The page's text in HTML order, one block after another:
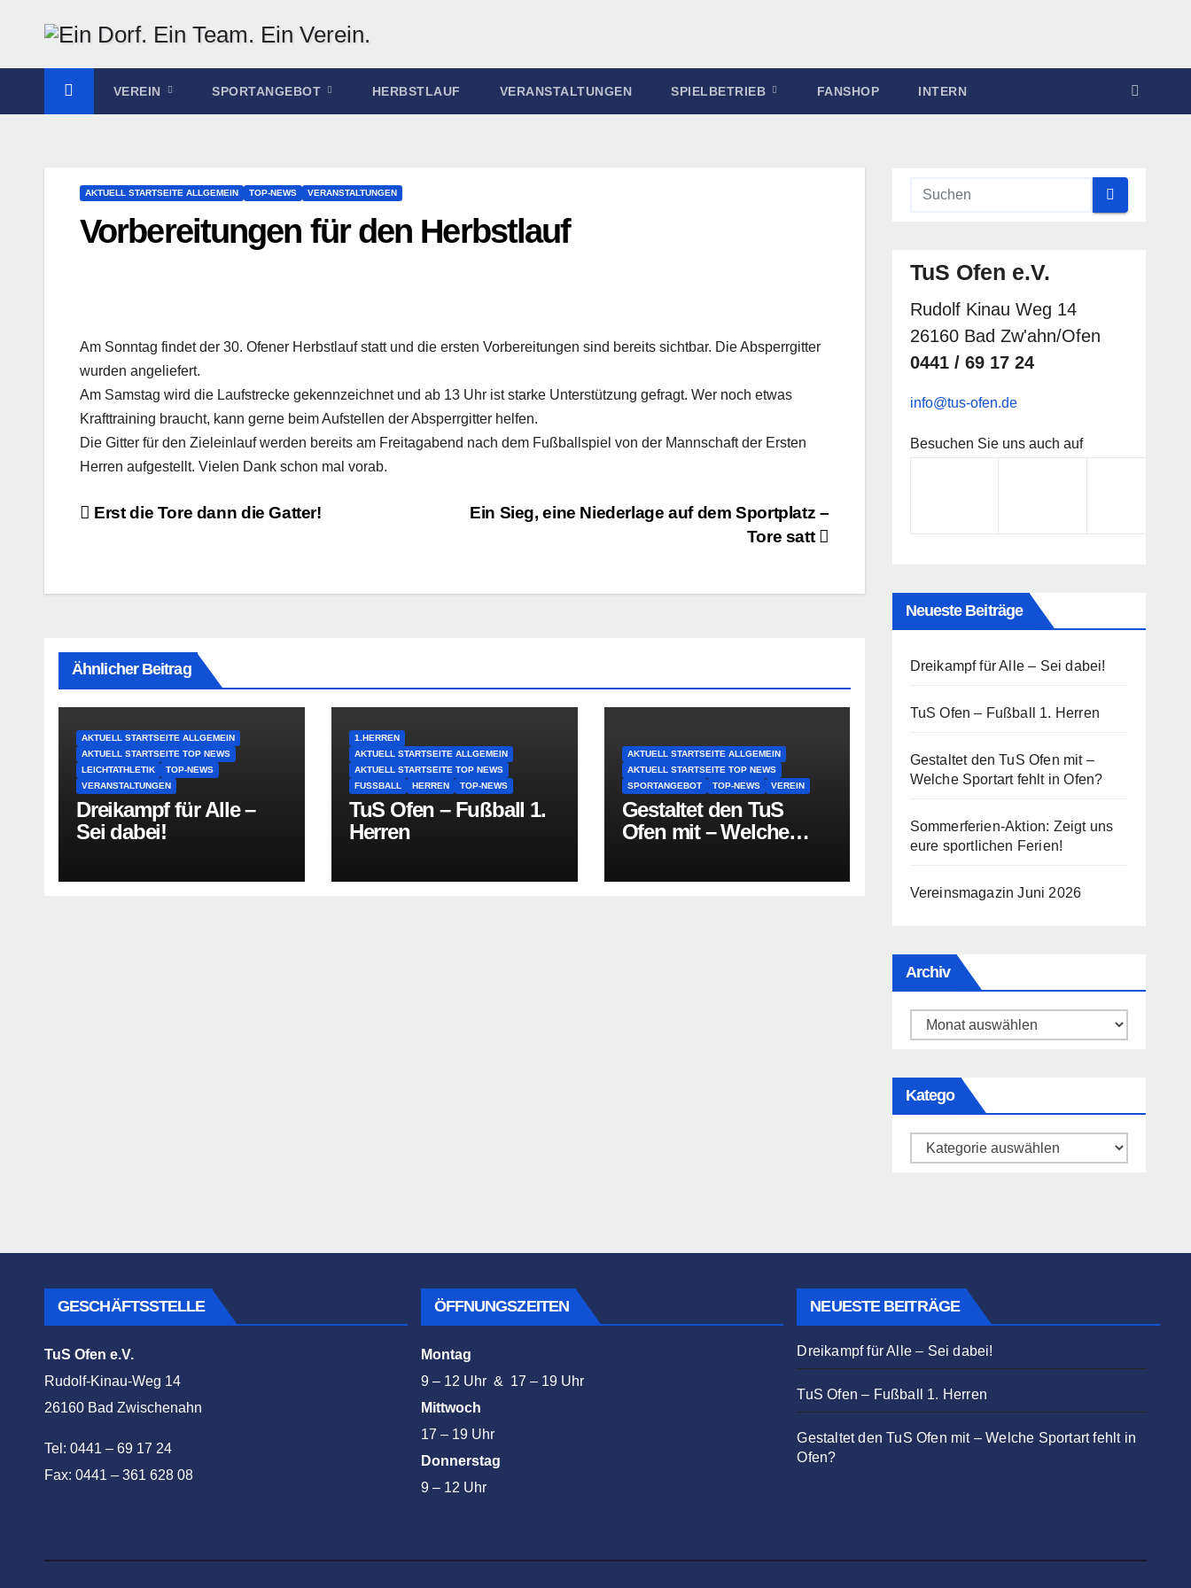
springen
VEREIN SPORTANGEBOT HERBSTLAUF VERANSTALTUNGEN SPIELBETRIEB FANSHOP INTERN
AKTUELL STARTSEITE ALLGEMEIN TOP-NEWS VERANSTALTUNGEN
Vorbereitungen für den Herbstlauf
Am Sonntag findet der 30. Ofener Herbstlauf statt und die ersten Vorbereitungen sind bereits sichtbar. Die Absperrgitter
wurden angeliefert.
Am Samstag wird die Laufstrecke gekennzeichnet und ab 13 Uhr ist starke Unterstützung gefragt. Wer noch etwas
Krafttraining braucht, kann gerne beim Aufstellen der Absperrgitter helfen.
Die Gitter für den Zieleinlauf werden bereits am Freitagabend nach dem Fußballspiel von der Mannschaft der Ersten
Herren aufgestellt. Vielen Dank schon mal vorab.
Beitragsnavigation
Ein Sieg, eine Niederlage auf dem Sportplatz –
Tore satt
Erst die Tore dann die Gatter!
Ähnlicher Beitrag
AKTUELL STARTSEITE ALLGEMEIN
AKTUELL STARTSEITE TOP NEWS
LEICHTATHLETIK
TOP-NEWS
VERANSTALTUNGEN
Dreikampf für Alle –
Sei dabei!
1.HERREN
AKTUELL STARTSEITE ALLGEMEIN
AKTUELL STARTSEITE TOP NEWS
FUSSBALL
HERREN TOP-NEWS
TuS Ofen – Fußball 1.
Herren
AKTUELL STARTSEITE ALLGEMEIN
AKTUELL STARTSEITE TOP NEWS
SPORTANGEBOT
TOP-NEWS VEREIN
Gestaltet den TuS
Ofen mit – Welche
TuS Ofen e.V.
Rudolf Kinau Weg 14
26160 Bad Zw'ahn/Ofen
0441 / 69 17 24
info@tus-ofen.de
Besuchen Sie uns auch auf
Neueste Beiträge
Dreikampf für Alle – Sei dabei!
TuS Ofen – Fußball 1. Herren
Gestaltet den TuS Ofen mit –
Welche Sportart fehlt in Ofen?
Sommerferien-Aktion: Zeigt uns
eure sportlichen Ferien!
Vereinsmagazin Juni 2026
Archiv
Archiv
Katego
Katego
GESCHÄFTSSTELLE
TuS Ofen e.V.
Rudolf-Kinau-Weg 14
26160 Bad Zwischenahn
Tel: 0441 – 69 17 24
Fax: 0441 – 361 628 08
ÖFFNUNGSZEITEN
Montag
9 – 12 Uhr & 17 – 19 Uhr
Mittwoch
17 – 19 Uhr
Donnerstag
9 – 12 Uhr
NEUESTE BEITRÄGE
Dreikampf für Alle – Sei dabei!
TuS Ofen – Fußball 1. Herren
Gestaltet den TuS Ofen mit – Welche Sportart fehlt in
Ofen?